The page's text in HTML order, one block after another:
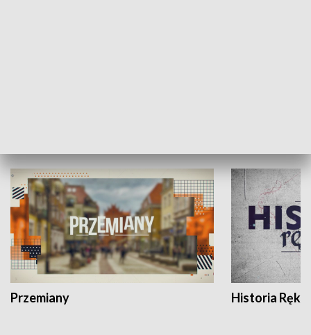
Przemiany Historia Ręką